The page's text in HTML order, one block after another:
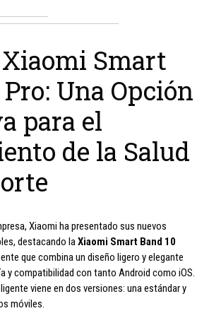
Smart
Una Opción
para el
de la Salud
Xiaomi ha presentado sus nuevos
destacando laXiaomi Smart Band 10
que combina un diseño ligero y elegante
y compatibilidad con tanto Android como iOS.
viene en dos versiones: una estándar y
móviles.